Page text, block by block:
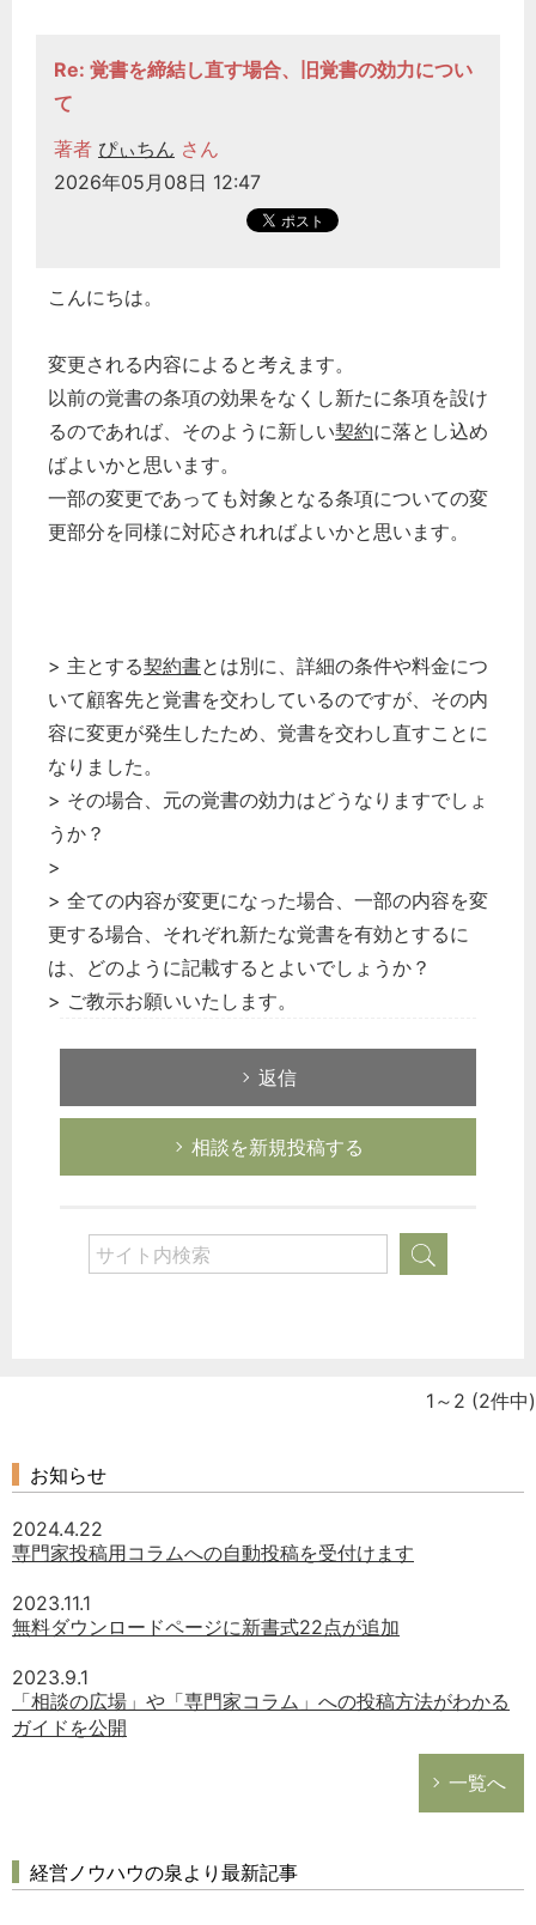
Re: 覚書を締結し直す場合、旧覚書の効力につい
て
著者 ぴぃちん さん
2026年05月08日 12:47
こんにちは。
変更される内容によると考えます。
以前の覚書の条項の効果をなくし新たに条項を設け
るのであれば、そのように新しい契約に落とし込め
ばよいかと思います。
一部の変更であっても対象となる条項についての変
更部分を同様に対応されればよいかと思います。
> 主とする契約書とは別に、詳細の条件や料金につ
いて顧客先と覚書を交わしているのですが、その内
容に変更が発生したため、覚書を交わし直すことに
なりました。
> その場合、元の覚書の効力はどうなりますでしょ
うか？
>
> 全ての内容が変更になった場合、一部の内容を変
更する場合、それぞれ新たな覚書を有効とするに
は、どのように記載するとよいでしょうか？
> ご教示お願いいたします。
返信
相談を新規投稿する
1～2 (2件中)
お知らせ
2024.4.22
専門家投稿用コラムへの自動投稿を受付けます
2023.11.1
無料ダウンロードページに新書式22点が追加
2023.9.1
「相談の広場」や「専門家コラム」への投稿方法がわかる
ガイドを公開
一覧へ
経営ノウハウの泉より最新記事